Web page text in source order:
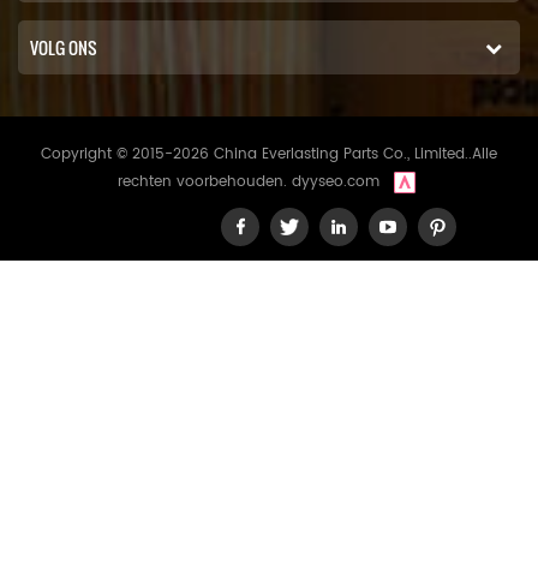
VOLG ONS
Copyright © 2015-2026 China Everlasting Parts Co., Limited..Alle
rechten voorbehouden. dyyseo.com